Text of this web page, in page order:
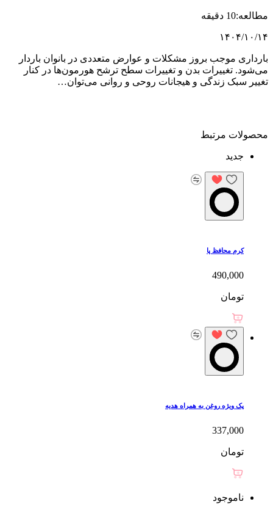
مطالعه:10 دقیقه
۱۴۰۴/۱۰/۱۴
بارداری موجب بروز مشکلات و عوارض متعددی در بانوان باردار
می‌شود. تغییرات بدن و تغییرات سطح ترشح هورمون‌ها در کنار
تغییر سبک زندگی و هیجانات روحی و روانی می‌توان…
محصولات مرتبط
جدید
کرم محافظ پا
490,000
تومان
پک ویژه روغن به همراه هدیه
337,000
تومان
ناموجود